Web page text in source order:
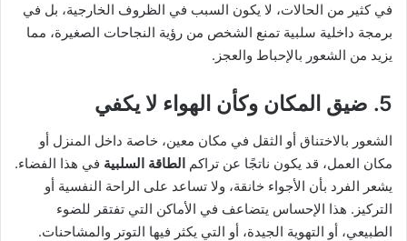
في كثير من الحالات، لا يكون السبب في الظروف الخارجية، بل في
برمجة داخلية سلبية تمنع الشخص من رؤية النجاحات الصغيرة، مما
يزيد من الشعور بالإحباط والعجز.
5. ضيق المكان وكأن الهواء لا يكفي
الشعور بالاختناق أو الثقل في مكان معين، خاصة داخل المنزل أو
مكان العمل، قد يكون ناتجًا عن تراكم الطاقة السلبية في هذا الفضاء.
يشعر الفرد بأن الأجواء خانقة، ولا تساعد على الراحة النفسية أو
التركيز. هذا الإحساس يتضاعف في الأماكن التي تفتقر للضوء
الطبيعي، أو التهوية الجيدة، أو التي يكثر فيها التوتر والمشاحنات.